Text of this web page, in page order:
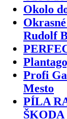
Okolo
Rudolf
Profi
Mesto
PÍLA